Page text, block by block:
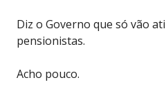
Diz o Governo que só vão
pensionistas.
Acho pouco.